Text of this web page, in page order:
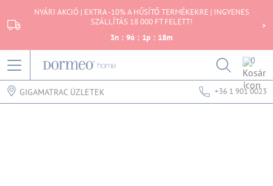
NYÁRI AKCIÓ | EXTRA -10% A HŰSÍTŐ TERMÉKEKRE | INGYENES
SZÁLLÍTÁS 18 000 FT FELETT!
3n : 9ó : 1p : 18m
0
GIGAMATRAC ÜZLETEK +36 1 901 0023